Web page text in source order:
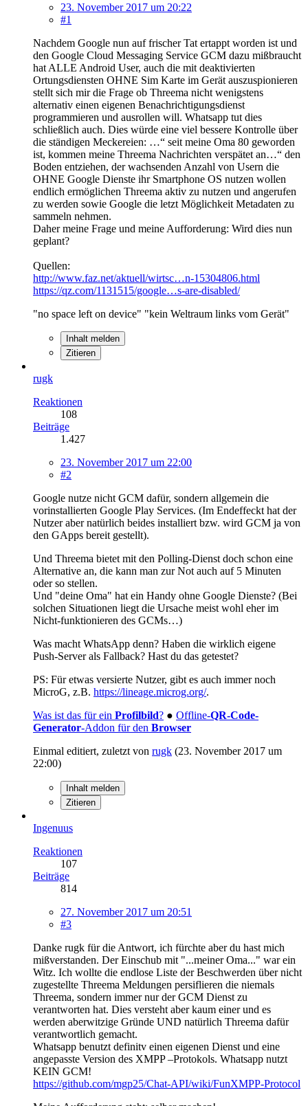
23. November 2017 um 20:22
#1
Nachdem Google nun auf frischer Tat ertappt worden ist und
den Google Cloud Messaging Service GCM dazu mißbraucht
hat ALLE Android User, auch die mit deaktivierten
Ortungsdiensten OHNE Sim Karte im Gerät auszuspionieren
stellt sich mir die Frage ob Threema nicht wenigstens
alternativ einen eigenen Benachrichtigungsdienst
programmieren und ausrollen will. Whatsapp tut dies
schließlich auch. Dies würde eine viel bessere Kontrolle über
die ständigen Meckereien: …“ seit meine Oma 80 geworden
ist, kommen meine Threema Nachrichten verspätet an…“ den
Boden entziehen, der wachsenden Anzahl von Usern die
OHNE Google Dienste ihr Smartphone OS nutzen wollen
endlich ermöglichen Threema aktiv zu nutzen und angerufen
zu werden sowie Google die letzt Möglichkeit Metadaten zu
sammeln nehmen.
Daher meine Frage und meine Aufforderung: Wird dies nun
geplant?
Quellen:
http://www.faz.net/aktuell/wirtsc…n-15304806.html
https://qz.com/1131515/google…s-are-disabled/
"no space left on device" "kein Weltraum links vom Gerät"
Inhalt melden
Zitieren
rugk
Reaktionen
108
Beiträge
1.427
23. November 2017 um 22:00
#2
Google nutze nicht GCM dafür, sondern allgemein die
vorinstallierten Google Play Services. (Im Endeffeckt hat der
Nutzer aber natürlich beides installiert bzw. wird GCM ja von
den GApps bereit gestellt).
Und Threema bietet mit den Polling-Dienst doch schon eine
Alternative an, die kann man zur Not auch auf 5 Minuten
oder so stellen.
Und "deine Oma" hat ein Handy ohne Google Dienste? (Bei
solchen Situationen liegt die Ursache meist wohl eher im
Nicht-funktionieren des GCMs…)
Was macht WhatsApp denn? Haben die wirklich eigene
Push-Server als Fallback? Hast du das getestet?
PS: Für etwas versierte Nutzer, gibt es auch immer noch
MicroG, z.B. https://lineage.microg.org/.
Was ist das für ein Profilbild? ● Offline-QR-Code-
Generator-Addon für den Browser
Einmal editiert, zuletzt von rugk (23. November 2017 um
22:00)
Inhalt melden
Zitieren
Ingenuus
Reaktionen
107
Beiträge
814
27. November 2017 um 20:51
#3
Danke rugk für die Antwort, ich fürchte aber du hast mich
mißverstanden. Der Einschub mit "...meiner Oma..." war ein
Witz. Ich wollte die endlose Liste der Beschwerden über nicht
zugestellte Threema Meldungen persiflieren die niemals
Threema, sondern immer nur der GCM Dienst zu
verantworten hat. Dies versteht aber kaum einer und es
werden aberwitzige Gründe UND natürlich Threema dafür
verantwortlich gemacht.
Whatsapp benutzt definitv einen eigenen Dienst und eine
angepasste Version des XMPP –Protokols. Whatsapp nutzt
KEIN GCM!
https://github.com/mgp25/Chat-API/wiki/FunXMPP-Protocol